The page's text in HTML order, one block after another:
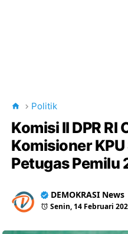
Politik
Komisi II DPR RI
Komisioner
Petugas Pemilu
DEMOKRASI News
Senin, 14 Februari